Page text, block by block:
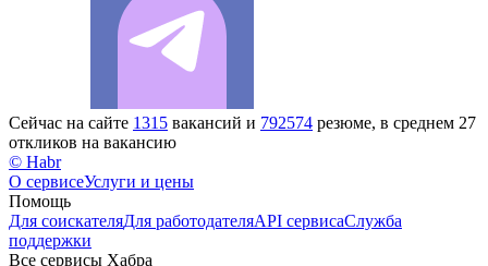
Сейчас на сайте 1315 вакансий и 792574 резюме, в среднем 27
откликов на вакансию
© Habr
О сервисеУслуги и цены
Помощь
Для соискателяДля работодателяAPI сервисаСлужба
поддержки
Все сервисы Хабра